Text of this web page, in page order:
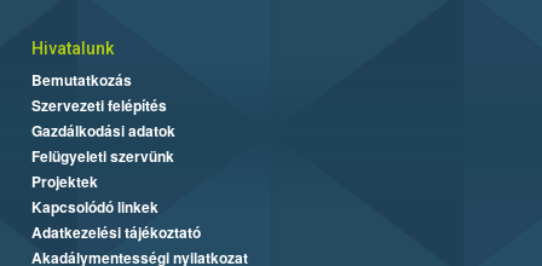
Hivatalunk
Bemutatkozás
Szervezeti felépítés
Gazdálkodási adatok
Felügyeleti szervünk
Projektek
Kapcsolódó linkek
Adatkezelési tájékoztató
Akadálymentességi nyilatkozat